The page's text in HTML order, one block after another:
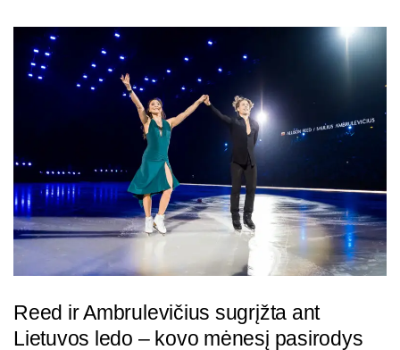
Reed ir Ambrulevičius sugrįžta ant
Lietuvos ledo – kovo mėnesį pasirodys